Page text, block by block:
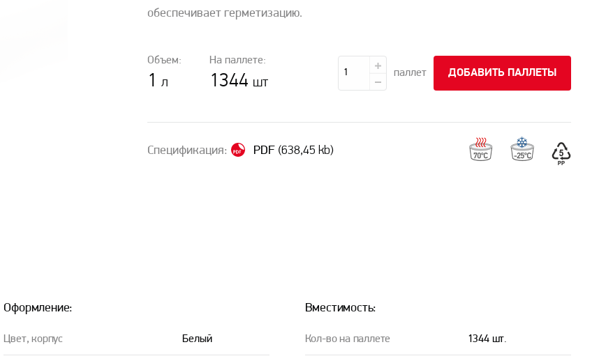
обеспечивает герметизацию.
Объем:
1 л
На паллете:
1344 шт
паллет ДОБАВИТЬ ПАЛЛЕТЫ
Спецификация: PDF (638,45 kb)
Оформление:
Цвет, корпус Белый
Вместимость:
Кол-во на паллете 1344 шт.